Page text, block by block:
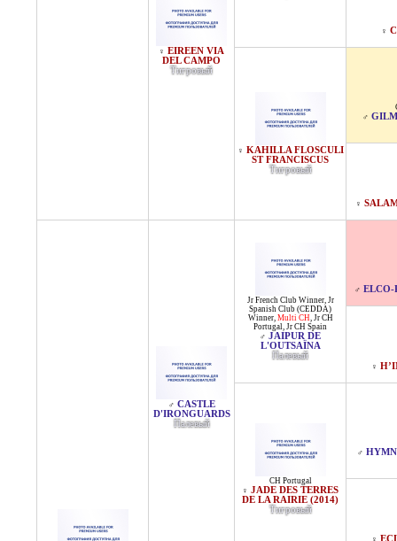
♀ EIREEN VIA
DEL CAMPO
Тигровый
♀
♀ KAHILLA FLOSCULI
ST FRANCISCUS
Тигровый
♂
♀
♂ CASTLE
D'IRONGUARDS
Палевый
Jr French Club Winner, Jr
Spanish Club (CEDDA)
Winner, Multi CH, Jr CH
Portugal, Jr CH Spain
♂ JAIPUR DE
L'OUTSAÏNA
Палевый
♂ ELCO-
♀
CH Portugal
♀ JADE DES TERRES
DE LA RAIRIE (2014)
Тигровый
♂
♀